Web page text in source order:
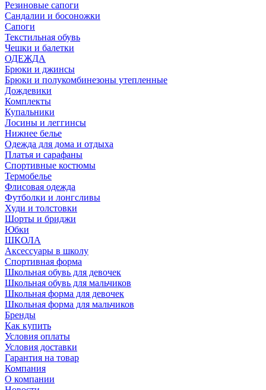
Резиновые сапоги
Сандалии и босоножки
Сапоги
Текстильная обувь
Чешки и балетки
ОДЕЖДА
Брюки и джинсы
Брюки и полукомбинезоны утепленные
Дождевики
Комплекты
Купальники
Лосины и леггинсы
Нижнее белье
Одежда для дома и отдыха
Платья и сарафаны
Спортивные костюмы
Термобелье
Флисовая одежда
Футболки и лонгсливы
Худи и толстовки
Шорты и бриджи
Юбки
ШКОЛА
Аксессуары в школу
Спортивная форма
Школьная обувь для девочек
Школьная обувь для мальчиков
Школьная форма для девочек
Школьная форма для мальчиков
Бренды
Как купить
Условия оплаты
Условия доставки
Гарантия на товар
Компания
О компании